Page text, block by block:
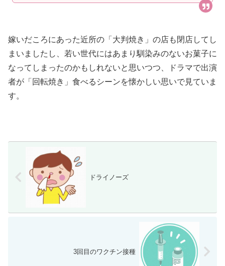
嫁いだころにあった近所の「大判焼き」の店も閉店してし
まいましたし、若い世代にはあまり馴染みのないお菓子に
なってしまったのかもしれないと思いつつ、ドラマで出演
者が「回転焼き」食べるシーンを懐かしい思いで見ていま
す。
ドライノーズ
3回目のワクチン接種